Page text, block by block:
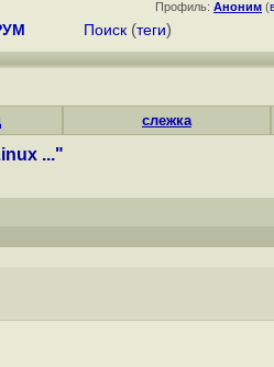
Профиль: Аноним (
Поиск (теги)
слежка
..."